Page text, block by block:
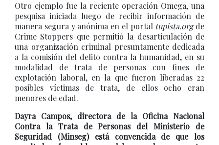
Otro ejemplo fue la reciente operación Omega, una
pesquisa iniciada luego de recibir información de
manera segura y anónima en el portal tupista.orgde
Crime Stoppers que permitió la desarticulación de
una organización criminal presuntamente dedicada
a la comisión del delito contra la humanidad, en su
modalidad de trata de personas con fines de
explotación laboral, en la que fueron liberadas 22
posibles víctimas de trata, de ellos ocho eran
menores de edad.
Dayra Campos, directora de la Oficina Nacional
Contra la Trata de Personas del Ministerio de
Seguridad (Minseg) está convencida de que los